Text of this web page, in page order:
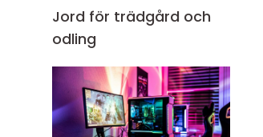
Jord för trädgård och
odling